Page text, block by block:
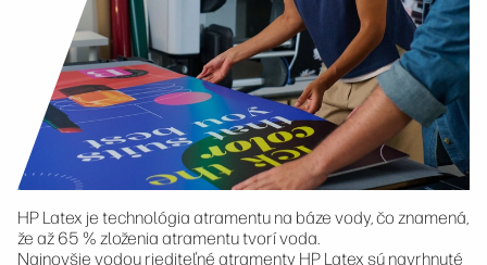
HP Latex je technológia atramentu na báze vody, čo znamená,
že až 65 % zloženia atramentu tvorí voda.
Najnovšie vodou riediteľné atramenty HP Latex sú navrhnuté